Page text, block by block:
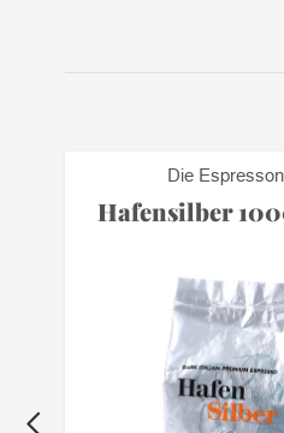
Die
Hafensilber